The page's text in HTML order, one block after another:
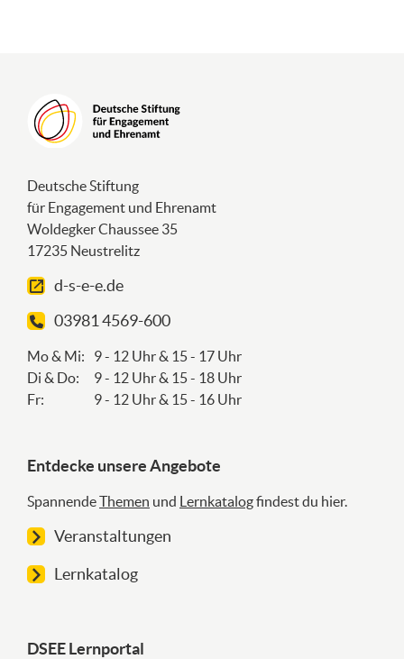
Deutsche Stiftung
für Engagement und Ehrenamt
Woldegker Chaussee 35
17235 Neustrelitz
d-s-e-e.de
03981 4569-600
Mo & Mi:
Di & Do:
Fr:
9 - 12 Uhr & 15 - 17 Uhr
9 - 12 Uhr & 15 - 18 Uhr
9 - 12 Uhr & 15 - 16 Uhr
Entdecke unsere Angebote
SpannendeThemen und Lernkatalogfindest du hier.
Veranstaltungen
Lernkatalog
DSEE Lernportal